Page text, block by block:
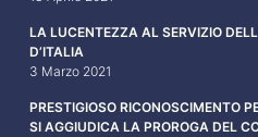
LA LUCENTEZZA AL SERVIZIO
D’ITALIA
3 Marzo 2021
PRESTIGIOSO RICONOSCIMENTO
SI AGGIUDICA LA PROROGA DEL